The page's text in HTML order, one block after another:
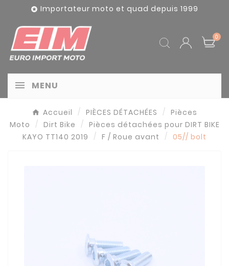
 Importateur moto et quad depuis 1999
0
MENU
Accueil PIÈCES DÉTACHÉES
Pièces
Moto
Dirt Bike
Pièces détachées pour DIRT BIKE
KAYO TT140 2019
F / Roue avant 05// bolt
Panneau de gestion des cookies